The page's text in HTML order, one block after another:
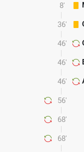
8'
36'
46'
46'
46'
56'
68'
68'